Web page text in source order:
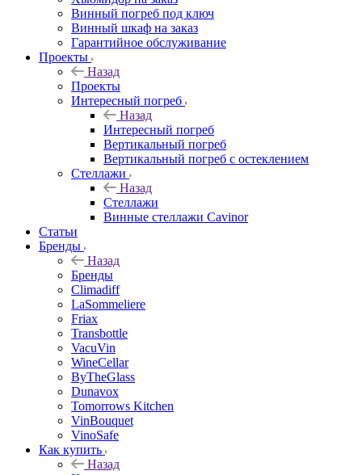
Винный погреб под ключ
Винный шкаф на заказ
Гарантийное обслуживание
Проекты
Назад
Проекты
Интересный погреб
Назад
Интересный погреб
Вертикальный погреб
Вертикальный погреб с остеклением
Стеллажи
Назад
Стеллажи
Винные стеллажи Cavinor
Статьи
Бренды
Назад
Бренды
Climadiff
LaSommeliere
Friax
Transbottle
VacuVin
WineCellar
ByTheGlass
Dunavox
Tomorrows Kitchen
VinBouquet
VinoSafe
Как купить
Назад